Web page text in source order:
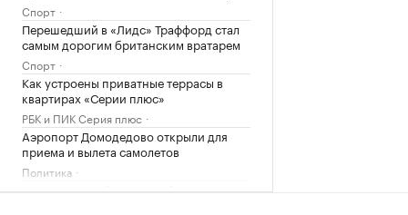
Спорт
Перешедший в «Лидс» Траффорд стал
самым дорогим британским вратарем
Спорт
Как устроены приватные террасы в
квартирах «Серии плюс»
РБК и ПИК Серия плюс
Аэропорт Домодедово открыли для
приема и вылета самолетов
Политика
Женщина и ребенок погибли во время